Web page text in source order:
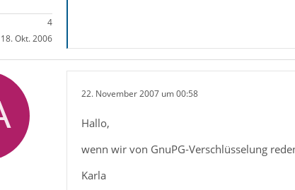
4
18. Okt. 2006
22. November 2007 um 00:58
Hallo,
wenn wir von GnuPG-Verschlüsselung
Karla